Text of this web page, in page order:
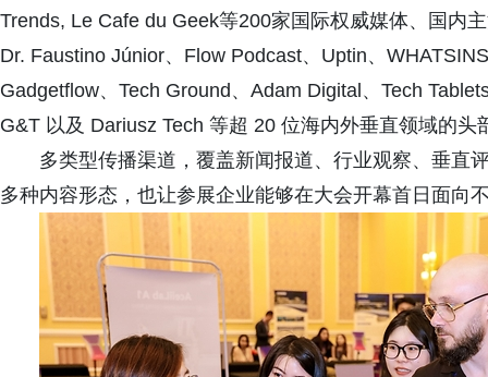
Trends, Le Cafe du Geek等200家国际权威媒体、国内
Dr. Faustino Júnior、Flow Podcast、Uptin、
Gadgetflow、Tech Ground、Adam Digital、Tech
G&T 以及 Dariusz Tech 等超 20 位海内外垂直领域的头
多类型传播渠道，覆盖新闻报道、行业观察、垂直
多种内容形态，也让参展企业能够在大会开幕首日面向